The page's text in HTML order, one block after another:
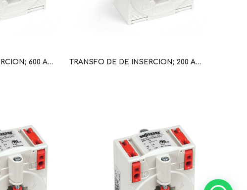
TRANSFO DE DE INSERCION; 600 A/5 A (WAG100656 / 855-305/600-1001) TRANSFO DE DE INSERCION; 200 A/5 A (WAG100652 / 855-305/200-501)